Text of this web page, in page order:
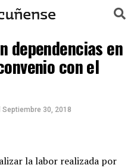
dependencias en
con el
Septiembre 30, 2018
la labor realizada por